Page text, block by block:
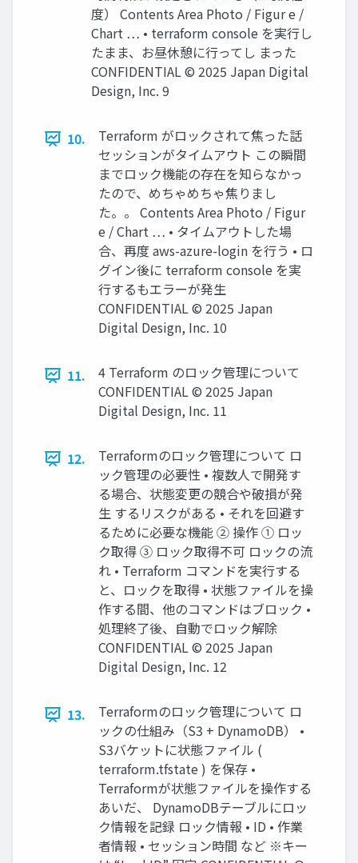
度） Contents Area Photo / Figur e /
Chart … • terraform console を実行し
たまま、お昼休憩に行ってし まった
CONFIDENTIAL © 2025 Japan Digital
Design, Inc. 9
10.
Terraform がロックされて焦った話
セッションがタイムアウト この瞬間
までロック機能の存在を知らなかっ
たので、めちゃめちゃ焦りまし
た。。 Contents Area Photo / Figur
e / Chart … • タイムアウトした場
合、再度 aws-azure-login を行う • ロ
グイン後に terraform console を実
行するもエラーが発生
CONFIDENTIAL © 2025 Japan
Digital Design, Inc. 10
11.
4 Terraform のロック管理について
CONFIDENTIAL © 2025 Japan
Digital Design, Inc. 11
12.
Terraformのロック管理について ロ
ック管理の必要性 • 複数人で開発す
る場合、状態変更の競合や破損が発
生 するリスクがある • それを回避す
るために必要な機能 ② 操作 ① ロッ
ク取得 ③ ロック取得不可 ロックの流
れ • Terraform コマンドを実行する
と、ロックを取得 • 状態ファイルを操
作する間、他のコマンドはブロック •
処理終了後、自動でロック解除
CONFIDENTIAL © 2025 Japan
Digital Design, Inc. 12
13.
Terraformのロック管理について ロ
ックの仕組み（S3 + DynamoDB） •
S3バケットに状態ファイル (
terraform.tfstate ) を保存 •
Terraformが状態ファイルを操作する
あいだ、 DynamoDBテーブルにロッ
ク情報を記録 ロック情報 • ID • 作業
者情報 • セッション時間 など ※キー